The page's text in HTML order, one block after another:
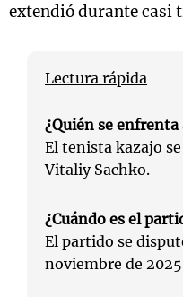
extendió durante casi
Lectura rápida
¿Quién se enfrenta
El tenista kazajo
Vitaliy Sachko.
¿Cuándo es el
El partido se
noviembre de